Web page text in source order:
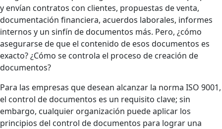
y envían contratos con clientes, propuestas de venta,
documentación financiera, acuerdos laborales, informes
internos y un sinfín de documentos más. Pero, ¿cómo
asegurarse de que el contenido de esos documentos es
exacto? ¿Cómo se controla el proceso de creación de
documentos?
Para las empresas que desean alcanzar la norma ISO 9001,
el control de documentos es un requisito clave; sin
embargo, cualquier organización puede aplicar los
principios del control de documentos para lograr una